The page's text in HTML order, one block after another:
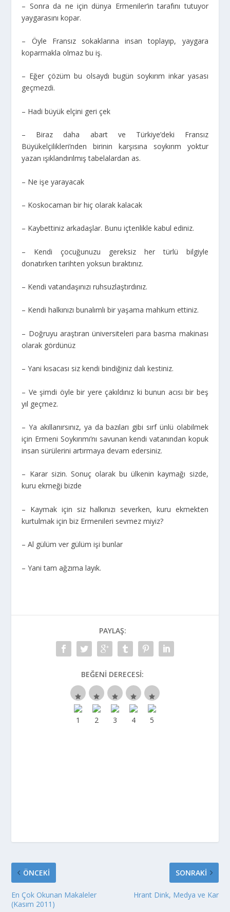
– Sonra da ne için dünya Ermeniler’in tarafını tutuyor
yaygarasını kopar.
– Öyle Fransız sokaklarına insan toplayıp, yaygara
koparmakla olmaz bu iş.
– Eğer çözüm bu olsaydı bugün soykırım inkar yasası
geçmezdi.
– Hadi büyük elçini geri çek
– Biraz daha abart ve Türkiye’deki Fransız
Büyükelçilikleri’nden birinin karşısına soykırım yoktur
yazan ışıklandırılmış tabelalardan as.
– Ne işe yarayacak
– Koskocaman bir hiç olarak kalacak
– Kaybettiniz arkadaşlar. Bunu içtenlikle kabul ediniz.
– Kendi çocuğunuzu gereksiz her türlü bilgiyle
donatırken tarihten yoksun bıraktınız.
– Kendi vatandaşınızı ruhsuzlaştırdınız.
– Kendi halkınızı bunalımlı bir yaşama mahkum ettiniz.
– Doğruyu araştıran üniversiteleri para basma makinası
olarak gördünüz
– Yani kısacası siz kendi bindiğiniz dalı kestiniz.
– Ve şimdi öyle bir yere çakıldınız ki bunun acısı bir beş
yıl geçmez.
– Ya akıllanırsınız, ya da bazıları gibi sırf ünlü olabilmek
için Ermeni Soykırımı’nı savunan kendi vatanından kopuk
insan sürülerini artırmaya devam edersiniz.
– Karar sizin. Sonuç olarak bu ülkenin kaymağı sizde,
kuru ekmeği bizde
– Kaymak için siz halkınızı severken, kuru ekmekten
kurtulmak için biz Ermenileri sevmez miyiz?
– Al gülüm ver gülüm işi bunlar
– Yani tam ağzıma layık.
PAYLAŞ:
BEĞENI DERECESI:
ÖNCEKI
En Çok Okunan Makaleler
(Kasım 2011)
SONRAKI
Hrant Dink, Medya ve Kar